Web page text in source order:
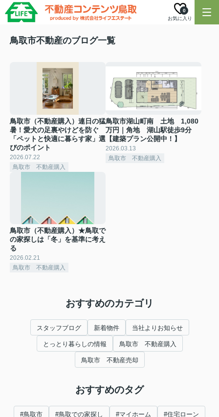
お気に入り
0
鳥取市不動産のブログ一覧
鳥取市（不動産購入）連日の猛
暑！愛犬の足裏やけどを防ぐ
「ペットと快適に暮らす家」選
びのポイント
2026.07.22
鳥取市 不動産購入
鳥取市湖山町南 土地 1,080
万円｜角地 湖山駅徒歩9分
【建築プラン公開中！】
2026.03.13
鳥取市 不動産購入
鳥取市（不動産購入）★鳥取で
の家探しは「冬」を基準に考え
る
2026.02.21
鳥取市 不動産購入
おすすめのカテゴリ
スタッフブログ 新着物件 当社よりお知らせ
とっとり暮らしの情報 鳥取市 不動産購入
鳥取市 不動産売却
おすすめのタグ
#鳥取市 #鳥取での家探し #マイホーム #住宅ローン